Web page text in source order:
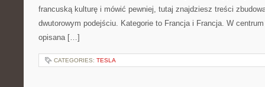
francuską kulturę i mówić pewniej, tutaj znajdziesz treści
dwutorowym podejściu. Kategorie to Francja i Francja. W
opisana […]
CATEGORIES: TESLA